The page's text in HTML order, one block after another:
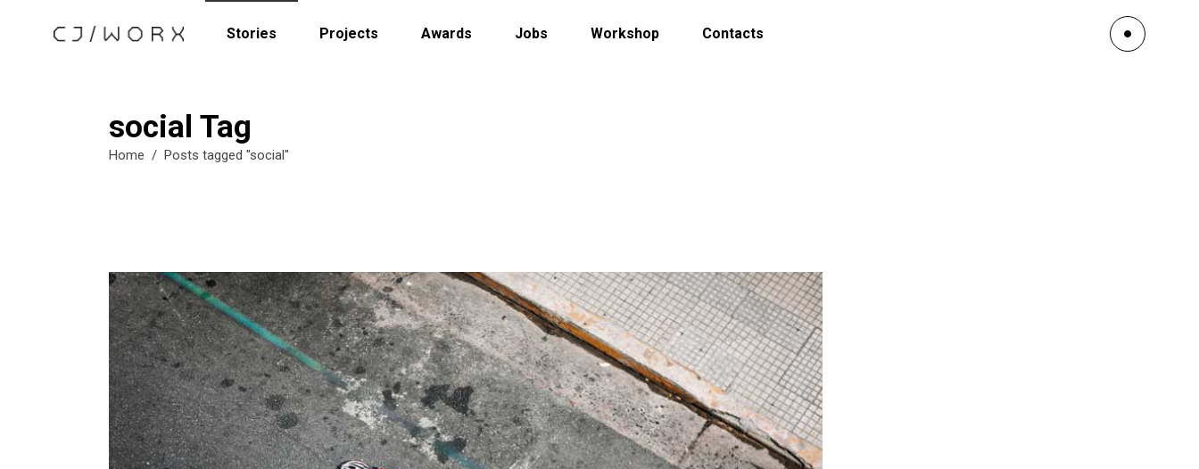
Stories Projects Awards Jobs Workshop Contacts
social Tag
Home / Posts tagged "social"